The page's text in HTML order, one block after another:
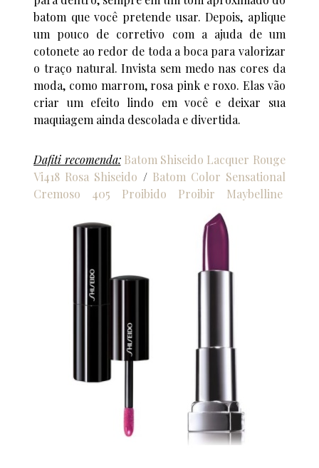
batom que você pretende usar. Depois, aplique
um pouco de corretivo com a ajuda de um
cotonete ao redor de toda a boca para valorizar
o traço natural. Invista sem medo nas cores da
moda, como marrom, rosa pink e roxo. Elas vão
criar um efeito lindo em você e deixar sua
maquiagem ainda descolada e divertida.
Dafiti recomenda: Batom Shiseido Lacquer Rouge
Vi418 Rosa Shiseido / Batom Color Sensational
Cremoso 405 Proibido Proibir Maybelline